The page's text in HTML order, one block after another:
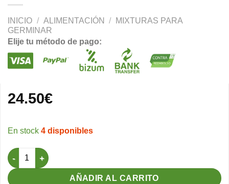
INICIO / ALIMENTACIÓN /
MIXTURAS PARA
GERMINAR
Elije tu método de pago:
24.50€
4 disponibles
Mixtura Alta Germinación 3kg Orniluck cantidad
AÑADIR AL CARRITO